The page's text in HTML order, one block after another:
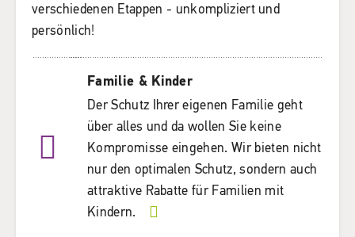
verschiedenen Etappen - unkompliziert und
persönlich!
Familie & Kinder
Der Schutz Ihrer eigenen Familie geht
über alles und da wollen Sie keine
Kompromisse eingehen. Wir bieten nicht
nur den optimalen Schutz, sondern auch
attraktive Rabatte für Familien mit
Kindern.